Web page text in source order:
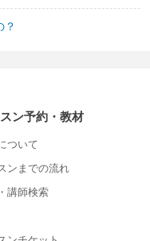
ン予約・教材
ついて
ンまでの流れ
講師検索